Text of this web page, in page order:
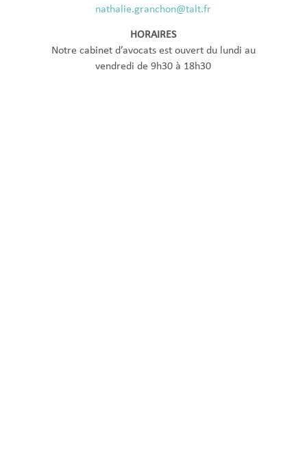
nathalie.granchon@talt.fr
HORAIRES
Notre cabinet d’avocats est ouvert du lundi au
vendredi de 9h30 à 18h30